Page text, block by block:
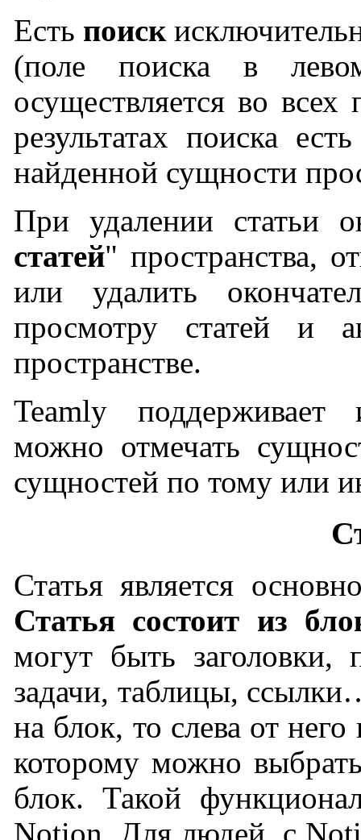
Есть поиск
(поле поиска в
осуществляется во всех
результатах поиска
найденной сущности
При удалении статьи
статей" пространства,
или удалить
просмотру статей и
пространстве.
Teamly поддерживает
можно отмечать
сущностей по тому или
Статья является
Статья состоит из
могут быть заголовки,
задачи, таблицы,
на блок, то слева от
которому можно
блок. Такой